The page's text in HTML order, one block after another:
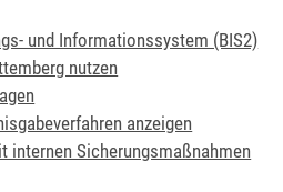
und Informationssystem (BIS2)
nutzen
anzeigen
internen Sicherungsmaßnahmen